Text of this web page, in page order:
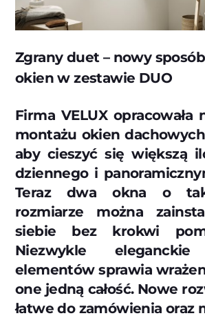
Zgrany duet – nowy
okien w zestawie DUO
Firma VELUX opracowała
montażu okien
aby cieszyć się większą
dziennego i
Teraz dwa okna o
rozmiarze można
siebie bez krokwi
Niezwykle eleganckie
elementów sprawia
one jedną całość. Nowe
łatwe do zamówienia oraz